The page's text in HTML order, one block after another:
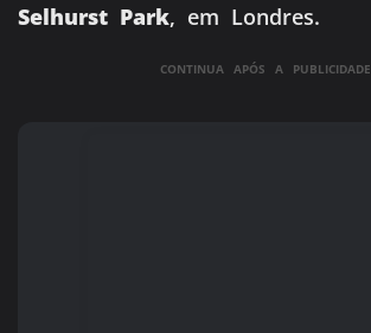
Selhurst Park, em Londres.
CONTINUA APÓS A PUBLICIDADE